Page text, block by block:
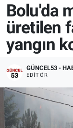
Bolu'da
üretilen
yangın
GÜNCEL53 -
EDITÖR